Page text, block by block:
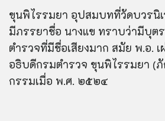
ขุนพิไรรมยา อุปสมบทที่วัดบวรนิ
มีภรรยาชื่อ นางแข ทราบว่ามีบุต
ตำรวจที่มีชื่อเสียงมาก สมัย พ.อ.
อธิบดีกรมตำรวจ ขุนพิไรรมยา (
กรรมเมื่อ พ.ศ. ๒๕๒๔